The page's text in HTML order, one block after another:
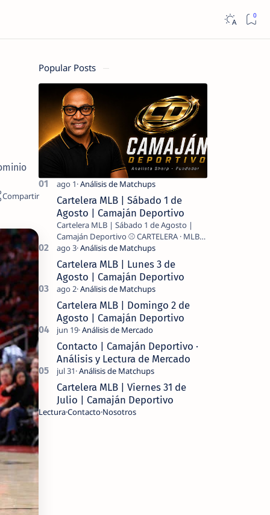
Popular Posts
Cartelera MLB | Sábado 1 de
Agosto | Camaján Deportivo
Cartelera MLB | Sábado 1 de Agosto |
Camaján Deportivo ⚾ CARTELERA · MLB
Cartelera MLB | Lunes 3 de
Agosto | Camaján Deportivo
Cartelera MLB | Domingo 2 de
Agosto | Camaján Deportivo
Contacto | Camaján Deportivo ·
Análisis y Lectura de Mercado
Cartelera MLB | Viernes 31 de
Julio | Camaján Deportivo
LecturaContactoNosotros